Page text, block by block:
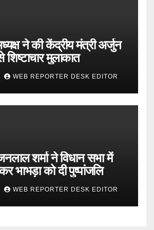
ने की केंद्रीय मंत्री अर्जुन
शिष्टाचार मुलाकात
WEB REPORTER DESK EDITOR
शर्मा ने विधान सभा में
भाभड़ा को दी पुष्पांजलि
WEB REPORTER DESK EDITOR